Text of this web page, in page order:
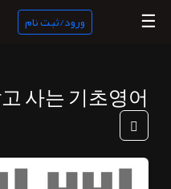
منبع
ناب
☰ ورود/ثبت نام
사는 기초영어